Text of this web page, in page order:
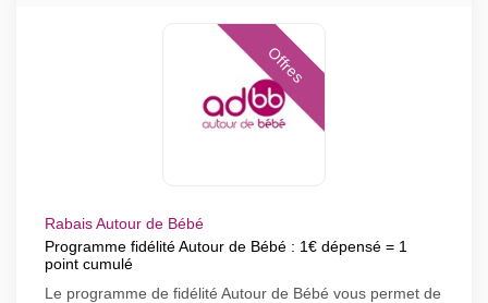
Offres
Rabais Autour de Bébé
Programme fidélité Autour de Bébé : 1€ dépensé = 1
point cumulé
Le programme de fidélité Autour de Bébé vous permet de